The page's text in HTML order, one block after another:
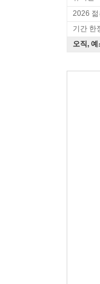
2026 젊
기간 한
오직,